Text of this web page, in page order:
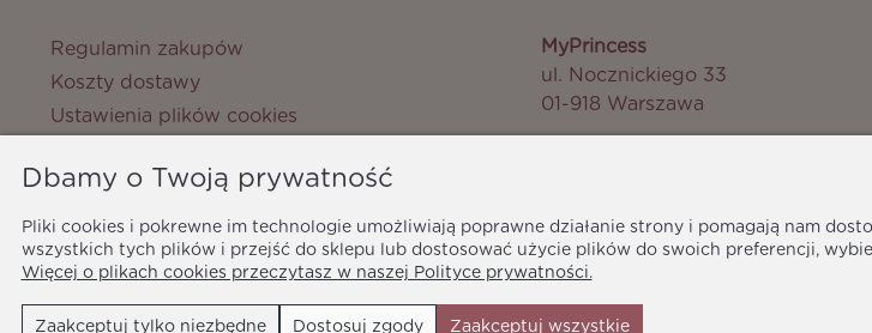
Regulamin zakupów
Koszty dostawy
Ustawienia plików cookies
Metody płatności
Ochrona danych osobowych
Polityka prywatności
MyPrincess
ul. Nocznickiego 33
01-918 Warszawa
Dbamy o Twoją prywatność
Pliki cookies i pokrewne im technologie umożliwiają poprawne działanie strony i pomagają nam
wszystkich tych plików i przejść do sklepu lub dostosować użycie plików do swoich preferencji,
Więcej o plikach cookies przeczytasz w naszej Polityce prywatności.
Zaakceptuj tylko niezbędne Dostosuj zgody Zaakceptuj wszystkie